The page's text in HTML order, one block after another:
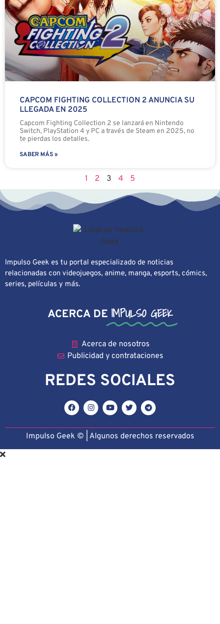
CAPCOM FIGHTING COLLECTION 2 ANUNCIA SU
LLEGADA EN 2025
Capcom Fighting Collection 2 se lanzará en Nintendo
Switch, PlayStation 4 y PC a través de Steam en 2025, no
te pierdas los detalles.
SABER MÁS »
1 2 3 4 5
Impulso Geek es tu portal especializado de noticias
relacionadas con videojuegos, anime, manga, esports, cómics,
series, películas y más.
ACERCA DE IMPULSO GEEK
Acerca de nosotros
Publicidad y contrataciones
REDES SOCIALES
Impulso Geek © | Algunos derechos reservados